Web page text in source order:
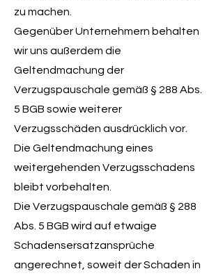
zu machen.
Gegenüber Unternehmern behalten
wir uns außerdem die
Geltendmachung der
Verzugspauschale gemäß § 288 Abs.
5 BGB sowie weiterer
Verzugsschäden ausdrücklich vor.
Die Geltendmachung eines
weitergehenden Verzugsschadens
bleibt vorbehalten.
Die Verzugspauschale gemäß § 288
Abs. 5 BGB wird auf etwaige
Schadensersatzansprüche
angerechnet, soweit der Schaden in